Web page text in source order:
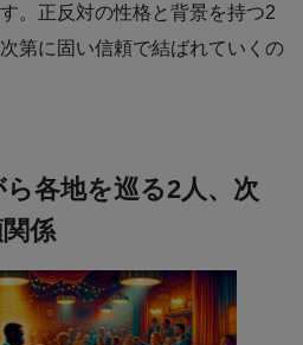
。正反対の性格と背景を持つ2
第に固い信頼で結ばれていくの
各地を巡る2人、次
係